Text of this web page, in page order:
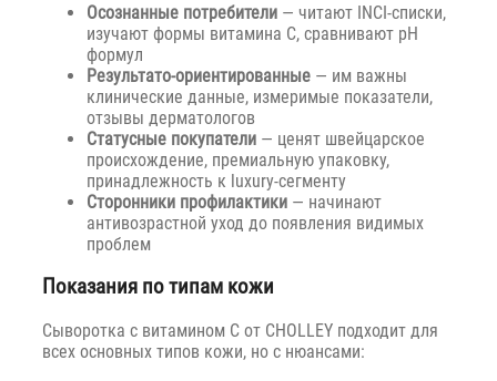
Осознанные потребители — читают INCI-списки,
изучают формы витамина C, сравнивают pH
формул
Результато-ориентированные — им важны
клинические данные, измеримые показатели,
отзывы дерматологов
Статусные покупатели — ценят швейцарское
происхождение, премиальную упаковку,
принадлежность к luxury-сегменту
Сторонники профилактики — начинают
антивозрастной уход до появления видимых
проблем
Показания по типам кожи
Сыворотка с витамином C от CHOLLEY подходит для
всех основных типов кожи, но с нюансами: